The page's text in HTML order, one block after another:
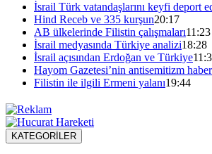
İsrail Türk vatandaşlarını keyfi deport
Hind Receb ve 335 kurşun20:17
AB ülkelerinde Filistin çalışmaları11:23
İsrail medyasında Türkiye analizi18:28
İsrail açısından Erdoğan ve Türkiye
Hayom Gazetesi’nin antisemitizm
Filistin ile ilgili Ermeni yalanı19:44
KATEGORİLER